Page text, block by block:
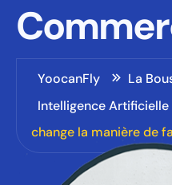
YoocanFly
La
Intelligence Artificielle
change la manière de